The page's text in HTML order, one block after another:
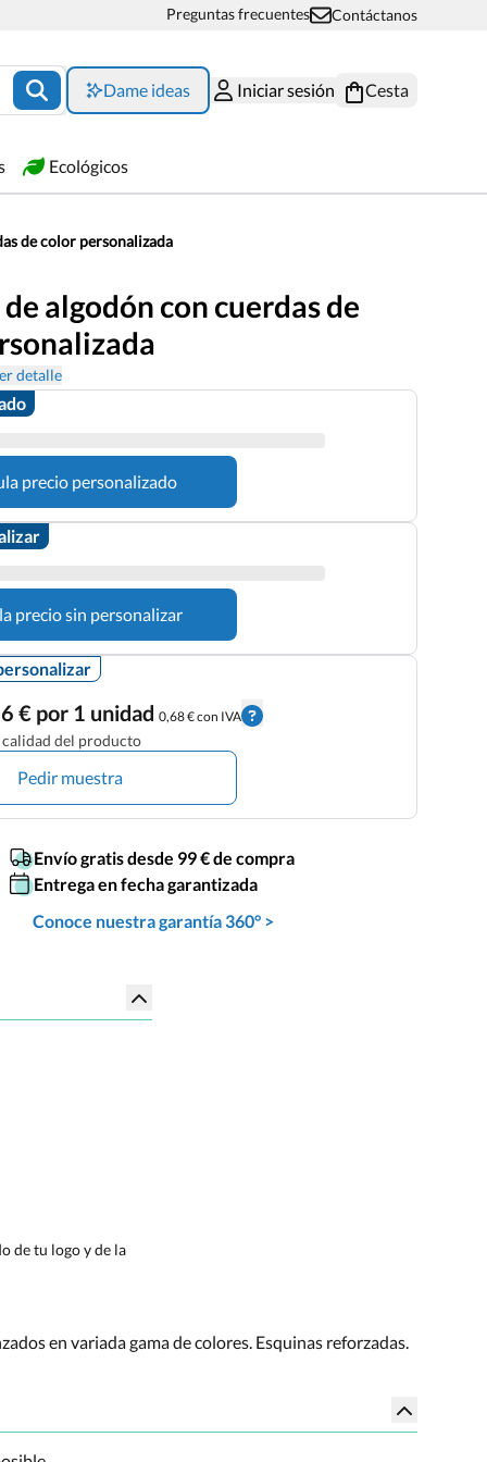
Preguntas frecuentes Contáctanos
Dame ideas Iniciar sesión Cesta
Ecológicos
de color personalizada
algodón con cuerdas de
detalle
precio personalizado
precio sin personalizar
€ por 1 unidad 0,68 € con IVA
del producto
Pedir muestra
Envío gratis desde 99 € de compra
Entrega en fecha garantizada
Conoce nuestra garantía 360° >
de tu logo y de la
en variada gama de colores. Esquinas reforzadas.